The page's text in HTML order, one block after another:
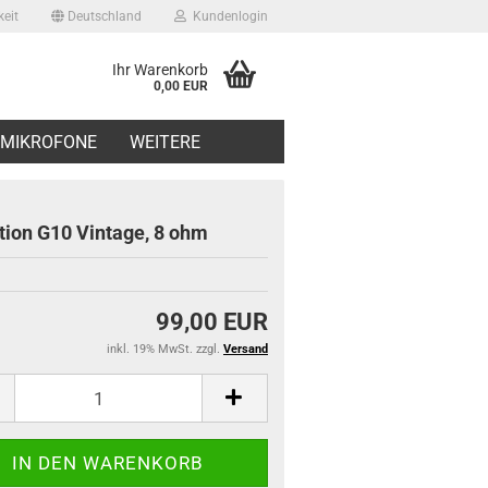
Deutschland Kundenlogin
Ihr Warenkorb
0,00 EUR
MIKROFONE WEITERE
G10 Vintage, 8 ohm
99,00 EUR
inkl. 19% MwSt. zzgl. Versand